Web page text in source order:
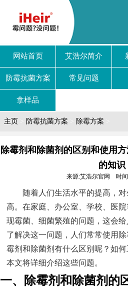
网站首页 艾浩尔简介
防霉抗菌方案 常见问题
拿样品
主页 防霉抗菌方案 除霉方案
除霉剂和除菌剂的区别和使用
的知识
来源:艾浩尔官网 时间
随着人们生活水平的提高，
高。在家庭、办公室、学校、医
现霉菌、细菌繁殖的问题，这会
了解决这一问题，人们常常使用
霉剂和除菌剂有什么区别呢？如
本文将详细介绍这些问题。
一、除霉剂和除菌剂的